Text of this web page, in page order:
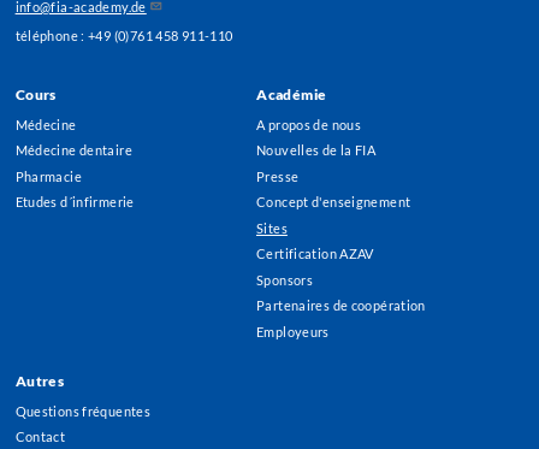
info@fia-academy.de
téléphone : +49 (0)761 458 911-110
Footer
Menu
Cours
Médecine
Médecine dentaire
Pharmacie
Etudes d´infirmerie
Académie
A propos de nous
Nouvelles de la FIA
Presse
Concept d'enseignement
Sites
Certification AZAV
Sponsors
Partenaires de coopération
Employeurs
Autres
Questions fréquentes
Contact